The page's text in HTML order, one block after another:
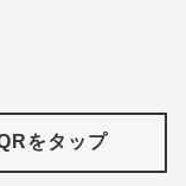
をタップ